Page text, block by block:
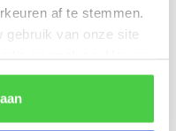
af te stemmen.
gebruik van onze site
cookies blokkeert, het
kan verstoren.
'Special
boodschap zorgt voor
persoonlijke toets op dit
wenskaartje. Id...